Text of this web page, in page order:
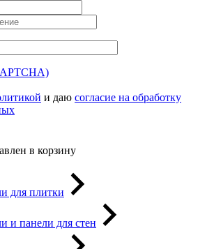
и даю согласие на обработку
в корзину
для плитки
и панели для стен